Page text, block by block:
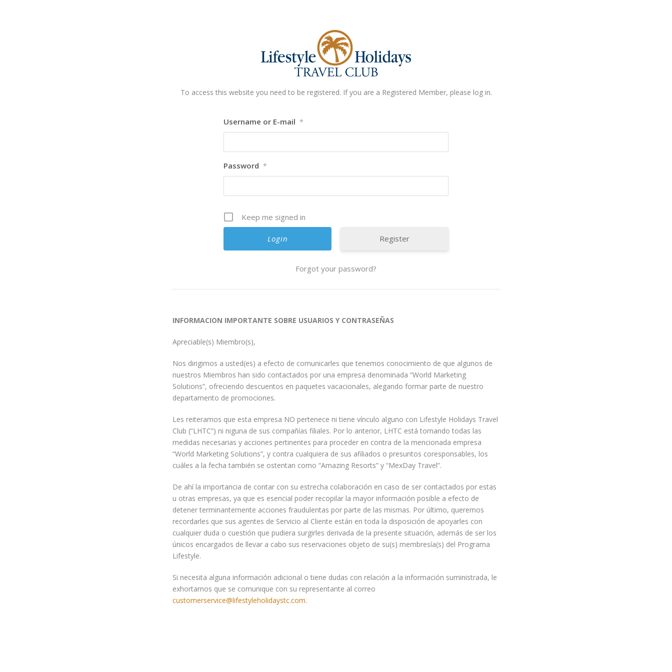
To access this website you need to be registered. If you are a Registered Member, please log in.
Username or E-mail *
Password *
Keep me signed in
Register
Forgot your password?
INFORMACION IMPORTANTE SOBRE USUARIOS Y CONTRASEÑAS
Apreciable(s) Miembro(s),
Nos dirigimos a usted(es) a efecto de comunicarles que tenemos conocimiento de que algunos de
nuestros Miembros han sido contactados por una empresa denominada “World Marketing
Solutions”, ofreciendo descuentos en paquetes vacacionales, alegando formar parte de nuestro
departamento de promociones.
Les reiteramos que esta empresa NO pertenece ni tiene vínculo alguno con Lifestyle Holidays Travel
Club (“LHTC”) ni niguna de sus compañías filiales. Por lo anterior, LHTC está tomando todas las
medidas necesarias y acciones pertinentes para proceder en contra de la mencionada empresa
“World Marketing Solutions”, y contra cualquiera de sus afiliados o presuntos coresponsables, los
cuáles a la fecha también se ostentan como “Amazing Resorts” y “MexDay Travel”.
De ahí la importancia de contar con su estrecha colaboración en caso de ser contactados por estas
u otras empresas, ya que es esencial poder recopilar la mayor información posible a efecto de
detener terminantemente acciones fraudulentas por parte de las mismas. Por último, queremos
recordarles que sus agentes de Servicio al Cliente están en toda la disposición de apoyarles con
cualquier duda o cuestión que pudiera surgirles derivada de la presente situación, además de ser los
únicos encargados de llevar a cabo sus reservaciones objeto de su(s) membresía(s) del Programa
Lifestyle.
Si necesita alguna información adicional o tiene dudas con relación a la información suministrada, le
exhortamos que se comunique con su representante al correo
customerservice@lifestyleholidaystc.com.